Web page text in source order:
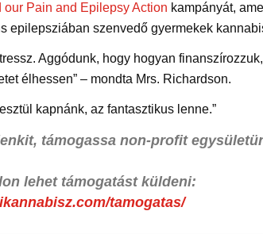
our Pain and Epilepsy Action kampányát,
epilepsziában szenvedő gyermekek
Aggódunk, hogy hogyan
élhessen” – mondta Mrs. Richardson.
kapnánk, az fantasztikus lenne.”
támogassa non-profit
lehet támogatást küldeni:
tamogatas/